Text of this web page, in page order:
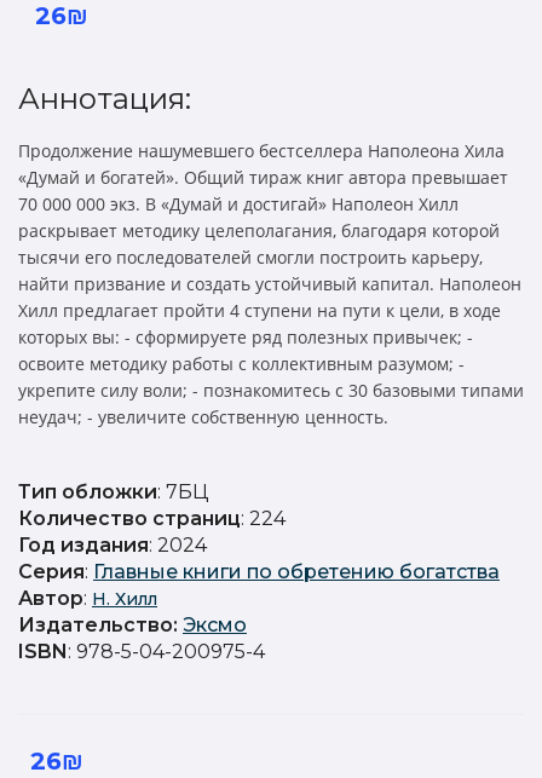
26₪
Аннотация:
Продолжение нашумевшего бестселлера Наполеона Хила
«Думай и богатей». Общий тираж книг автора превышает
70 000 000 экз. В «Думай и достигай» Наполеон Хилл
раскрывает методику целеполагания, благодаря которой
тысячи его последователей смогли построить карьеру,
найти призвание и создать устойчивый капитал. Наполеон
Хилл предлагает пройти 4 ступени на пути к цели, в ходе
которых вы: - сформируете ряд полезных привычек; -
освоите методику работы с коллективным разумом; -
укрепите силу воли; - познакомитесь с 30 базовыми типами
неудач; - увеличите собственную ценность.
Тип обложки: 7БЦ
Количество страниц: 224
Год издания: 2024
Серия: Главные книги по обретению богатства
Автор: Н. Хилл
Издательство: Эксмо
ISBN: 978-5-04-200975-4
26₪